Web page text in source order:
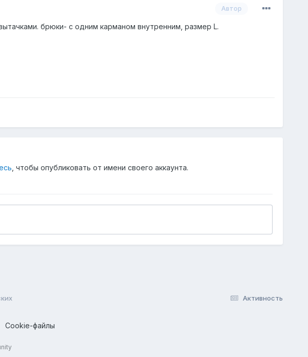
Автор
брюки- с одним карманом внутренним, размер L.
, чтобы опубликовать от имени своего аккаунта.
Активность
Cookie-файлы